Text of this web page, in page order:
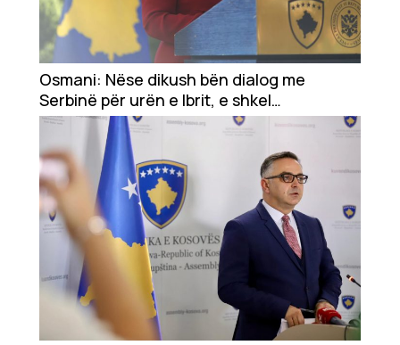
Kulturë
Showbiz
Ekonomi
Teknologji
Udhëtime
DuVideo
Osmani: Nëse dikush bën dialog me
Serbinë për urën e Ibrit, e shkel
sovranitetin